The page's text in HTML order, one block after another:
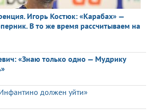
Игорь Костюк: «Карабах» —
В то же время рассчитываем на
«Знаю только одно — Мудрику
должен уйти»